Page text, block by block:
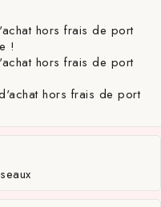
hors frais de port
!
hors frais de port
hors frais de port